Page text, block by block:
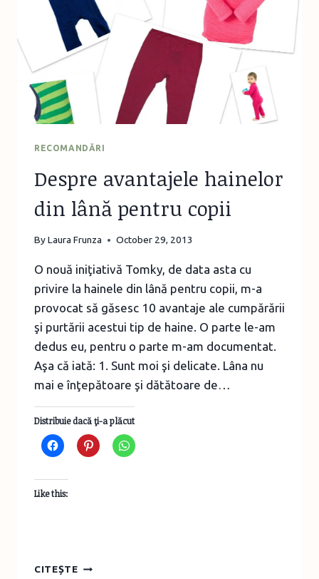
RECOMANDĂRI
Despre avantajele hainelor
din lână pentru copii
ByLaura Frunza October 29, 2013
O nouă iniţiativă Tomky, de data asta cu
privire la hainele din lână pentru copii, m-a
provocat să găsesc 10 avantaje ale cumpărării
şi purtării acestui tip de haine. O parte le-am
dedus eu, pentru o parte m-am documentat.
Aşa că iată: 1. Sunt moi şi delicate. Lâna nu
mai e înţepătoare şi dătătoare de…
Distribuie dacă ţi-a plăcut
Like this:
CITEȘTEDESPRE